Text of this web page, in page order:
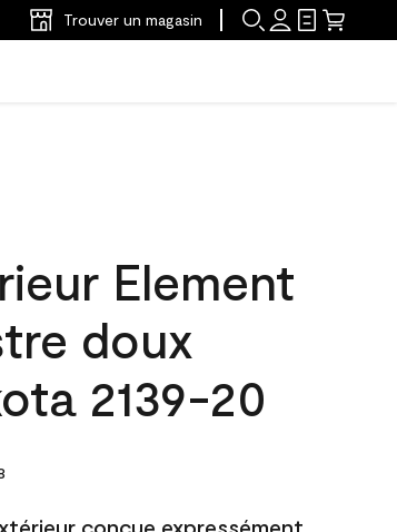
Trouver un magasin
Element
doux
2139-20
conçue expressément